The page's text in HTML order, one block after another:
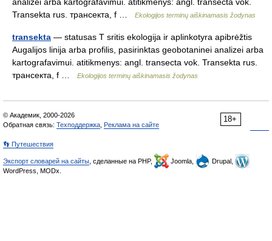
Transekta rus. трансекта, f …
Ekologijos terminų aiškinamasis žodynas
transekta — statusas T sritis ekologija ir aplinkotyra apibrėžtis
Augalijos linija arba profilis, pasirinktas geobotaninei analizei arba
kartografavimui. atitikmenys: angl. transecta vok. Transekta rus.
трансекта, f …
Ekologijos terminų aiškinamasis žodynas
18+
© Академик, 2000-2026
Обратная связь: Техподдержка Реклама на сайте
👣 Путешествия
Экспорт словарей на сайты , сделанные на PHP, Joomla,
Drupal,
WordPress, MODx.